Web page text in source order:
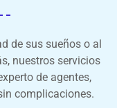
de sus sueños o al
nuestros servicios
de agentes,
complicaciones.